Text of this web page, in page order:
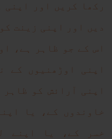
رکھا کریں اور اپنی
دیں اور اپنی زینت
اس کے جو ظاہر ہے،
اپنی اوڑھنیوں کے
اپنی آرائش کو
خاوندوں کے، یا
خسر کے، یا اپنے